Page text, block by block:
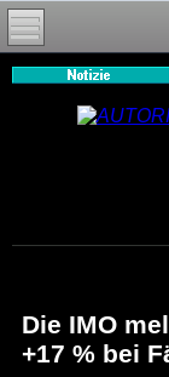
Die IMO
+17 % bei